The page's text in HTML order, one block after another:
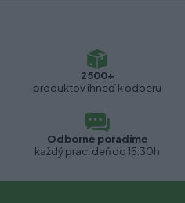
2500+
produktov ihneď k odberu
Odborne poradíme
každý prac. deň do 15:30h